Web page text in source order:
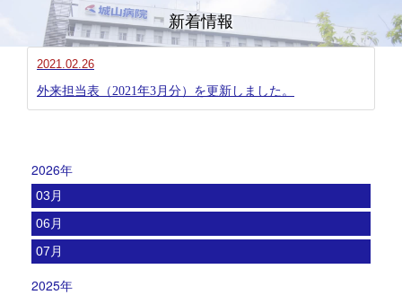
新着情報
2021.02.26
外来担当表（2021年3月分）を更新しました。
2026年
03月
06月
07月
2025年